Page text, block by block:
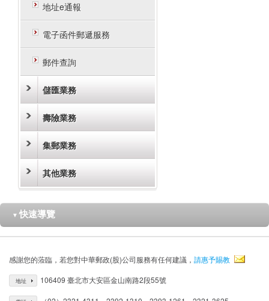
地址e通報
電子函件郵遞服務
郵件查詢
儲匯業務
壽險業務
集郵業務
其他業務
▼ 快速導覽
感謝您的蒞臨，若您對中華郵政(股)公司服務有任何建議， 請惠予賜教
地址 106409 臺北市大安區金山南路2段55號